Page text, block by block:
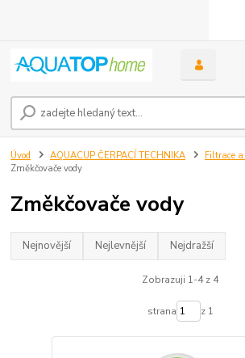
Úvod AQUACUP ČERPACÍ TECHNIKA
Filtrace
Změkčovače vody
Změkčovače vody
Nejnovější Nejlevnější Nejdražší
Zobrazuji 1-4 z 4
strana z 1